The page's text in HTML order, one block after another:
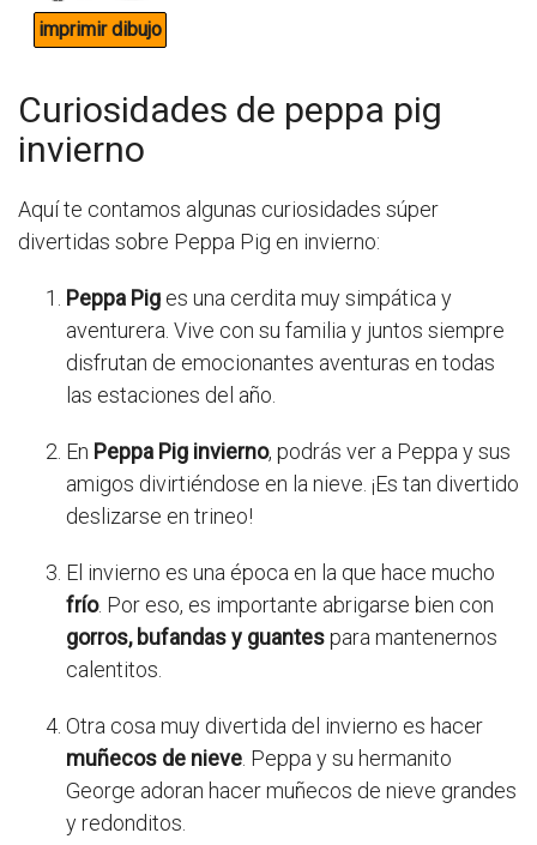
Curiosidades de peppa pig
invierno
Aquí te contamos algunas curiosidades súper
divertidas sobre Peppa Pig en invierno:
Peppa Pig es una cerdita muy simpática y
aventurera. Vive con su familia y juntos siempre
disfrutan de emocionantes aventuras en todas
las estaciones del año.
En Peppa Pig invierno, podrás ver a Peppa y sus
amigos divirtiéndose en la nieve. ¡Es tan divertido
deslizarse en trineo!
El invierno es una época en la que hace mucho
frío. Por eso, es importante abrigarse bien con
gorros, bufandas y guantespara mantenernos
calentitos.
Otra cosa muy divertida del invierno es hacer
muñecos de nieve . Peppa y su hermanito
George adoran hacer muñecos de nieve grandes
y redonditos.